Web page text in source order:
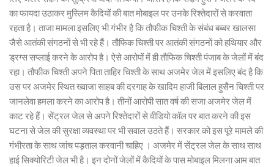
का फायदा उठाकर मुस्लिम कैदियों की बात मोबाइल पर उनके रिश्तेदारों से करवाता
रहता है। ताजा मामला इसलिए भी गंभीर है कि तौफीक चिश्ती के संबंध बब्बर खालसा
जैसे आतंकी संगठनों से भी रहे हैं। तौफिक चिश्ती पर आतंकी संगठनों को हथियार और
ड्रग्स सप्लाई करने के आरोप है। ऐसे आरोपों में ही तौफिक चिश्ती पंजाब के जेलों में बंद
रहा। तौफीक चिश्ती अपने पिता ताहिर चिश्ती के साथ अजमेर जेल में इसलिए बंद है कि
उस पर अजमेर स्थित ख्वाजा साहब की दरगाह के खादिम हाजी बिलाल हुसैन चिश्ती पर
जानलेवा हमला करने का आरोप है। तीनों आरोपी सात वर्ष की सजा अजमेर जेल में
काट रहे हैं। सेंट्रल जेल से अपने रिश्तेदारों से वीडियो कॉल पर बात करने की इस
घटना से जेल की सुरक्षा व्यवस्था पर भी सवाल उठते हैं। सरकार को इस पूरे मामले की
गंभीरता के साथ जांच पड़ताल करवानी चाहिए । अजमेर में सेंट्रल जेल के साथ साथ
हाई सिक्योरिटी जेल भी है। इन दोनों जेलों में कैदियों के पास मोबाइल मिलना आम बात